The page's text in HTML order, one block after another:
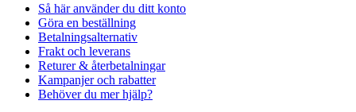
Så här använder du ditt konto
Göra en beställning
Betalningsalternativ
Frakt och leverans
Returer & återbetalningar
Kampanjer och rabatter
Behöver du mer hjälp?